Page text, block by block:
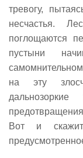
тревогу,
несчастья.
поглощаются
пустыни
на эту
Вот и